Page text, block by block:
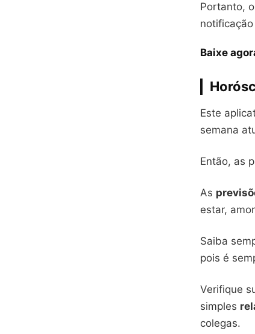
Portanto,
Baixe
Este
semana
Então, as
As
estar,
Saiba
pois é
Verifique
simples
colegas.